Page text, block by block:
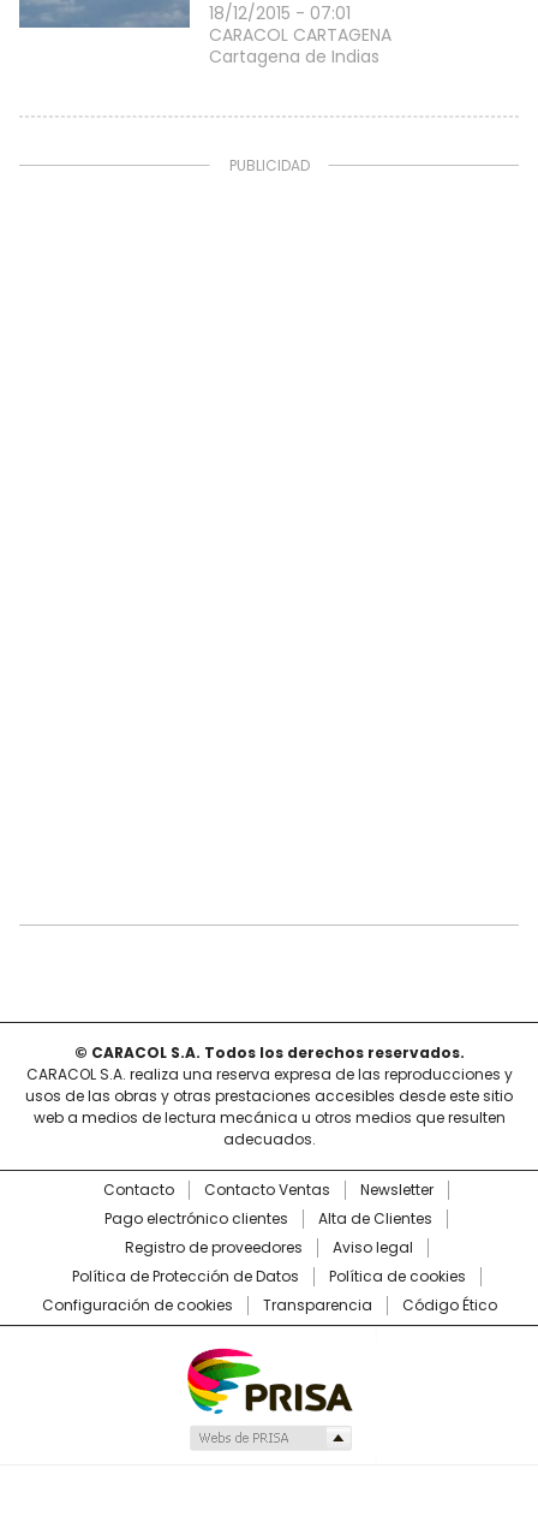
18/12/2015 - 07:01
CARACOL CARTAGENA
Cartagena de Indias
© CARACOL S.A. Todos los derechos reservados.
CARACOL S.A. realiza una reserva expresa de las reproducciones y
usos de las obras y otras prestaciones accesibles desde este sitio
web a medios de lectura mecánica u otros medios que resulten
adecuados.
Contacto Contacto Ventas
Newsletter
Pago electrónico clientes
Alta de Clientes
Registro de proveedores
Aviso legal
Política de Protección de Datos
Política de cookies
Configuración de cookies
Transparencia Código Ético